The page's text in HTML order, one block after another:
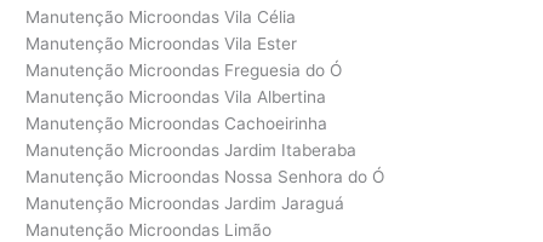
Manutenção Microondas Vila Célia
Manutenção Microondas Vila Ester
Manutenção Microondas Freguesia do Ó
Manutenção Microondas Vila Albertina
Manutenção Microondas Cachoeirinha
Manutenção Microondas Jardim Itaberaba
Manutenção Microondas Nossa Senhora do Ó
Manutenção Microondas Jardim Jaraguá
Manutenção Microondas Limão